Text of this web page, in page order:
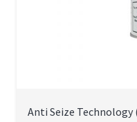
Anti Seize Technology